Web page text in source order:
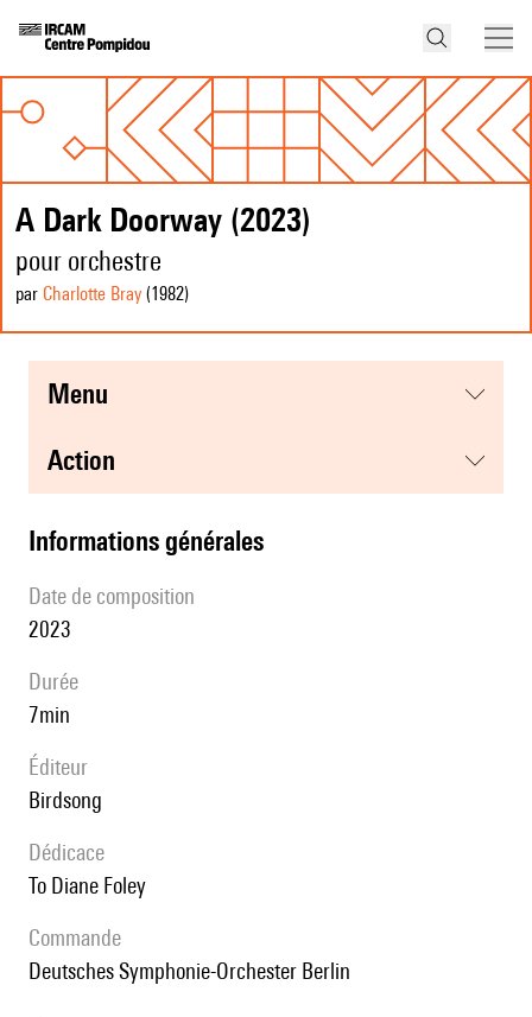
A Dark Doorway (2023)
pour orchestre
par Charlotte Bray (1982)
menu
action
informations générales
date de composition
2023
durée
7min
éditeur
Birdsong
Dédicace
to Diane Foley
Commande
Deutsches Symphonie-Orchester Berlin